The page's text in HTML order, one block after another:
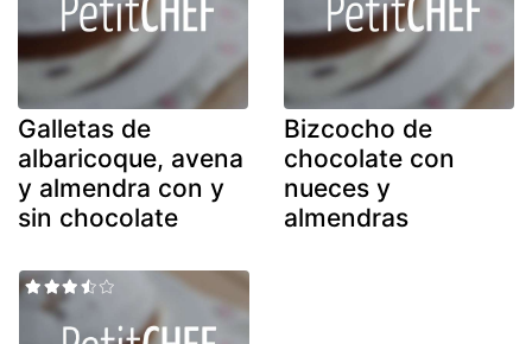
Galletas de
albaricoque, avena
y almendra con y
sin chocolate
Bizcocho de
chocolate con
nueces y
almendras